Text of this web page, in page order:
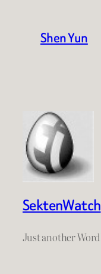
Shen Yun
SektenWatch
Just another